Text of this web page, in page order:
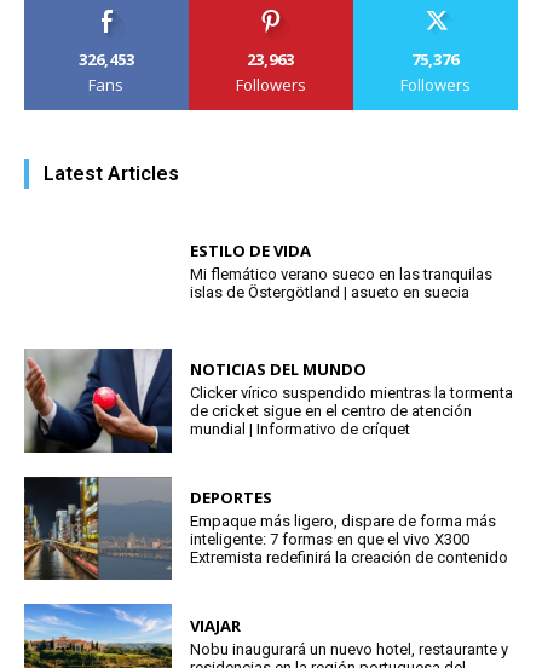
326,453
Fans
23,963
Followers
75,376
Followers
Latest Articles
ESTILO DE VIDA
Mi flemático verano sueco en las tranquilas
islas de Östergötland | asueto en suecia
NOTICIAS DEL MUNDO
Clicker vírico suspendido mientras la tormenta
de cricket sigue en el centro de atención
mundial | Informativo de críquet
DEPORTES
Empaque más ligero, dispare de forma más
inteligente: 7 formas en que el vivo X300
Extremista redefinirá la creación de contenido
VIAJAR
Nobu inaugurará un nuevo hotel, restaurante y